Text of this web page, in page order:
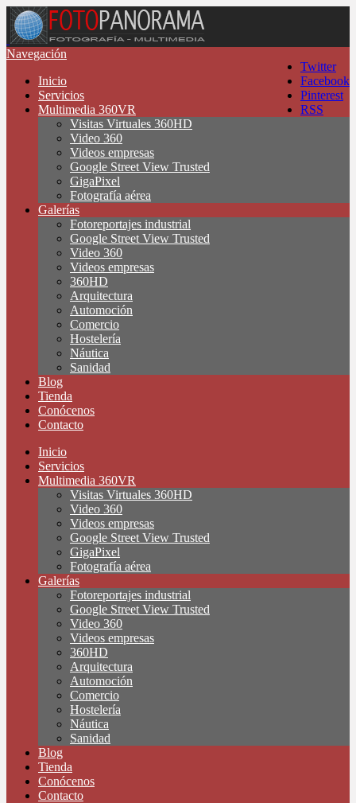
Twitter
Facebook
Pinterest
RSS
Navegación
Inicio
Servicios
Multimedia 360VR
Visitas Virtuales 360HD
Video 360
Videos empresas
Google Street View Trusted
GigaPixel
Fotografía aérea
Galerías
Fotoreportajes industrial
Google Street View Trusted
Video 360
Videos empresas
360HD
Arquitectura
Automoción
Comercio
Hostelería
Náutica
Sanidad
Blog
Tienda
Conócenos
Contacto
Inicio
Servicios
Multimedia 360VR
Visitas Virtuales 360HD
Video 360
Videos empresas
Google Street View Trusted
GigaPixel
Fotografía aérea
Galerías
Fotoreportajes industrial
Google Street View Trusted
Video 360
Videos empresas
360HD
Arquitectura
Automoción
Comercio
Hostelería
Náutica
Sanidad
Blog
Tienda
Conócenos
Contacto